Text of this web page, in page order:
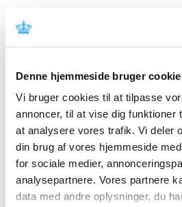
Denne hjemmeside bruger
Vi bruger cookies til at tilpasse
annoncer, til at vise dig funktioner
at analysere vores trafik. Vi deler
din brug af vores hjemmeside
for sociale medier,
analysepartnere. Vores partnere
data med andre oplysninger, du
Referencer
Fabrikant: Beckman Coulter
Fabrikantens
Lægemiddelstyrelsens
Medicinsk udstyr